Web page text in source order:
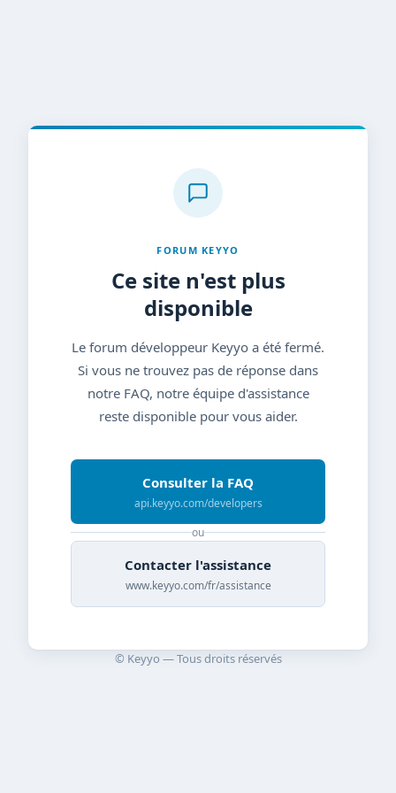
FORUM KEYYO
Ce site n'est plus
disponible
Le forum développeur Keyyo a été fermé.
Si vous ne trouvez pas de réponse dans
notre FAQ, notre équipe d'assistance
reste disponible pour vous aider.
Consulter la FAQ
api.keyyo.com/developers
ou
Contacter l'assistance
www.keyyo.com/fr/assistance
© Keyyo — Tous droits réservés